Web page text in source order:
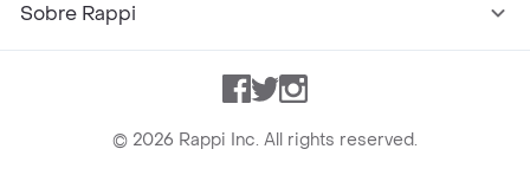
Sobre Rappi
Facebook
TwitterInstagram
© 2026 Rappi Inc. All rights reserved.